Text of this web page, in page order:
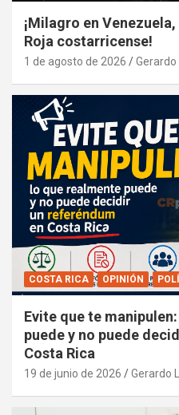
¡Milagro en
Roja costarricense!
1 de agosto de 2026
COSTA RICA OPINIÓN
Evite que te
puede y no puede
Costa Rica
19 de junio de 2026 Gerardo